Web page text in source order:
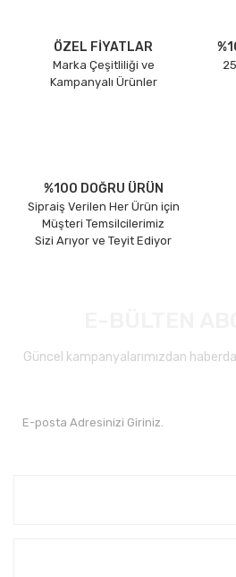
ÖZEL FİYATLAR
Marka Çeşitliliği ve
Kampanyalı Ürünler
%100 DOĞRU ÜRÜN
Sipraiş Verilen Her Ürün için
Müşteri Temsilcilerimiz
Sizi Arıyor ve Teyit Ediyor
Güncel kampanyalarımızdan